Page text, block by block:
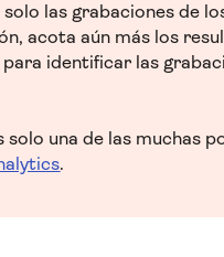
las grabaciones de
acota aún más los
identificar las
solo una de las muchas
.